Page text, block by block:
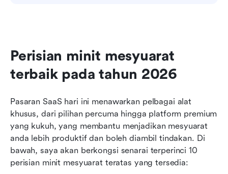
Perisian minit mesyuarat
terbaik pada tahun 2026
Pasaran SaaS hari ini menawarkan pelbagai alat
khusus, dari pilihan percuma hingga platform premium
yang kukuh, yang membantu menjadikan mesyuarat
anda lebih produktif dan boleh diambil tindakan. Di
bawah, saya akan berkongsi senarai terperinci 10
perisian minit mesyuarat teratas yang tersedia: